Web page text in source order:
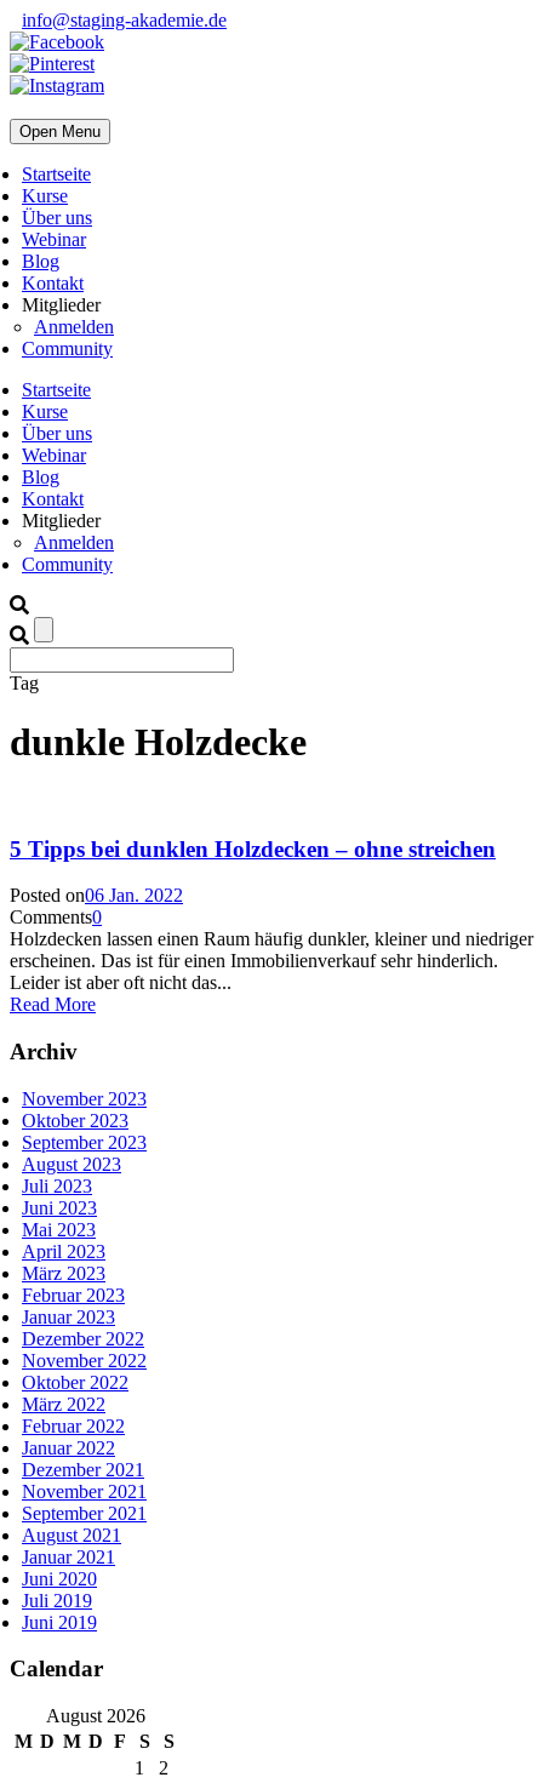
info@staging-akademie.de
Open Menu
Startseite
Kurse
Über uns
Webinar
Blog
Kontakt
Mitglieder
Anmelden
Community
Startseite
Kurse
Über uns
Webinar
Blog
Kontakt
Mitglieder
Anmelden
Community
Tag
dunkle Holzdecke
5 Tipps bei dunklen Holzdecken – ohne streichen
Posted on06 Jan. 2022
Comments0
Holzdecken lassen einen Raum häufig dunkler, kleiner und niedriger
erscheinen. Das ist für einen Immobilienverkauf sehr hinderlich.
Leider ist aber oft nicht das...
Read More
Archiv
November 2023
Oktober 2023
September 2023
August 2023
Juli 2023
Juni 2023
Mai 2023
April 2023
März 2023
Februar 2023
Januar 2023
Dezember 2022
November 2022
Oktober 2022
März 2022
Februar 2022
Januar 2022
Dezember 2021
November 2021
September 2021
August 2021
Januar 2021
Juni 2020
Juli 2019
Juni 2019
Calendar
August 2026
M D M D F S
S
1
2